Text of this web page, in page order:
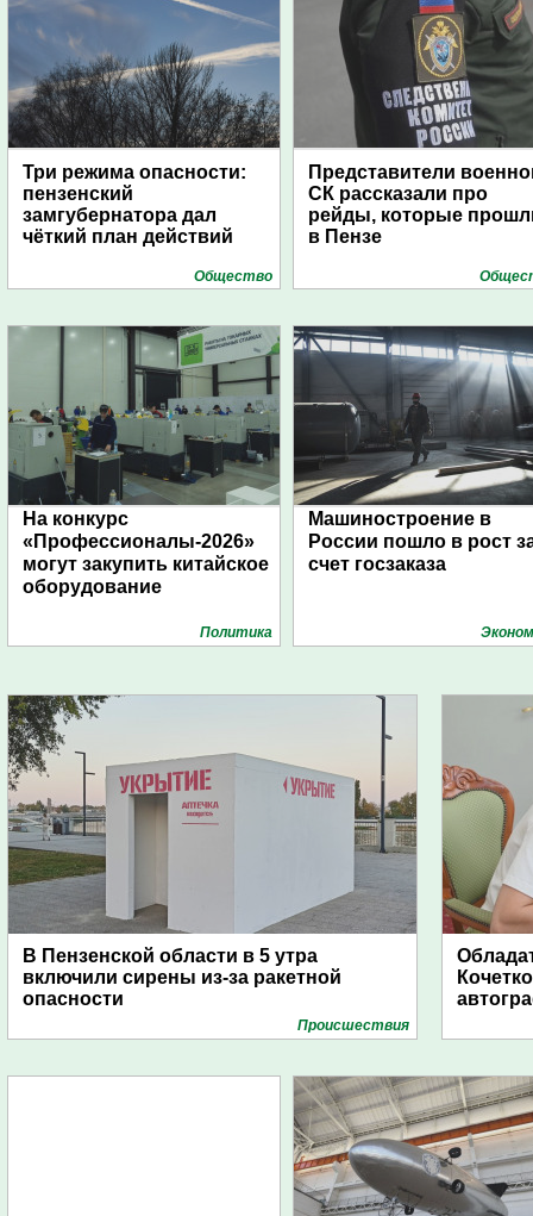
Три режима опасности:
пензенский
замгубернатора дал
чёткий план действий
Общество
Представители
СК рассказали про
рейды, которые
в Пензе
На конкурс
«Профессионалы-2026»
могут закупить китайское
оборудование
Политика
Машиностроение в
России пошло в рост
счет госзаказа
В Пензенской области в 5 утра
включили сирены из-за ракетной
опасности
Проиcшествия